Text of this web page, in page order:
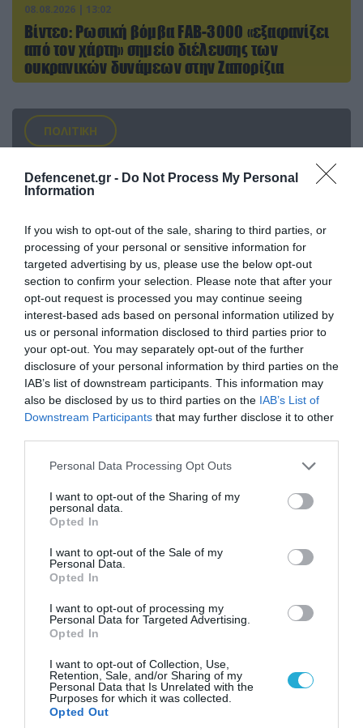
Defencenet.gr - Do Not Process My Personal
Information
If you wish to opt-out of the sale, sharing to third parties, or
processing of your personal or sensitive information for
targeted advertising by us, please use the below opt-out
section to confirm your selection. Please note that after your
opt-out request is processed you may continue seeing
interest-based ads based on personal information utilized by
us or personal information disclosed to third parties prior to
your opt-out. You may separately opt-out of the further
disclosure of your personal information by third parties on the
IAB’s list of downstream participants. This information may
also be disclosed by us to third parties on the IAB’s List of
Downstream Participants that may further disclose it to other
Please note that this website/app uses one or more Google
not limited to your visit or usage behaviour. You may click to
grant or deny consent to Google and its third-party tags to
use your data for below specified purposes in below Google
consent section.
Personal Data Processing Opt Outs
I want to opt-out of the Sharing of my
personal data.
Opted In
I want to opt-out of the Sale of my
Personal Data.
Opted In
I want to opt-out of processing my
Personal Data for Targeted Advertising.
Opted In
I want to opt-out of Collection, Use,
Retention, Sale, and/or Sharing of my
Personal Data that Is Unrelated with the
Purposes for which it was collected.
Opted Out
08.08.2026 | 13:02
Βίντεο: Ρωσική βόμβα FAB-3000 «εξαφανίζει
από τον χάρτη» σημείο διέλευσης των
ουκρανικών δυνάμεων στην Ζαπορίζια
ΠΟΛΙΤΙΚΗ
09.08.2026 | 17:02
ΣΥΡΙΖΑ για υποκλοπές: «Το (παρα)κράτος της ΝΔ
έχει συνέχεια και συνέπεια»
08.08.2026 | 09:02
«Η απόλυτη τραγωδία»: Η «αιχμηρή» ανάρτηση
του Αρκά για τα τατουάζ (φωτο)